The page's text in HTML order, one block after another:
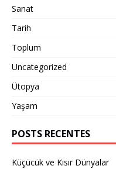
Sanat
Tarih
Toplum
Uncategorized
Ütopya
Yaşam
POSTS RECENTES
Küçücük ve Kısır Dünyalar